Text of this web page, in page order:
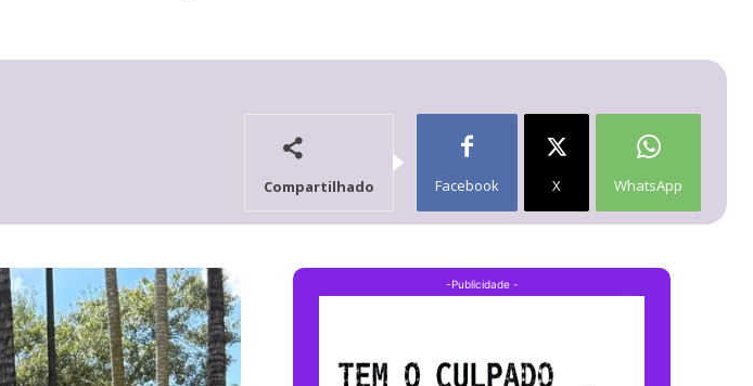
Compartilhado Facebook X WhatsApp
-Publicidade -